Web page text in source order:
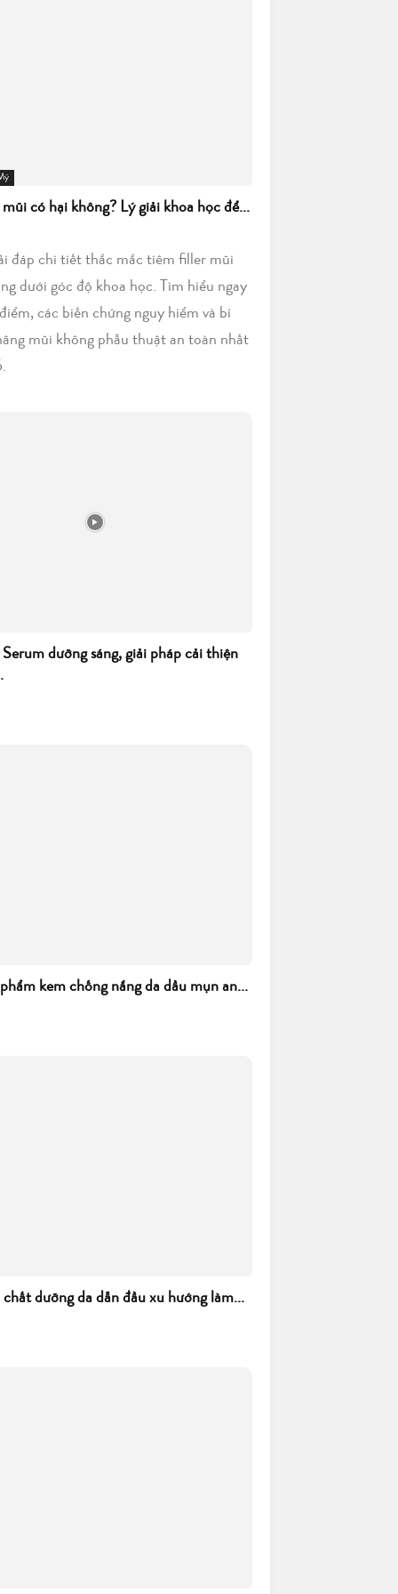
có hại không? Lý giải khoa học để...
đáp chi tiết thắc mắc tiêm filler mũi
dưới góc độ khoa học. Tìm hiểu ngay
các biến chứng nguy hiểm và bí
mũi không phẫu thuật an toàn nhất
dưỡng sáng, giải pháp cải thiện
kem chống nắng da dầu mụn an...
dưỡng da dẫn đầu xu hướng làm...